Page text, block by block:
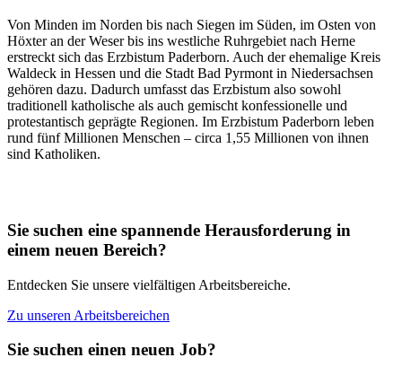
Von Minden im Norden bis nach Siegen im Süden, im Osten von
Höxter an der Weser bis ins westliche Ruhrgebiet nach Herne
erstreckt sich das Erzbistum Paderborn. Auch der ehemalige Kreis
Waldeck in Hessen und die Stadt Bad Pyrmont in Niedersachsen
gehören dazu. Dadurch umfasst das Erzbistum also sowohl
traditionell katholische als auch gemischt konfessionelle und
protestantisch geprägte Regionen. Im Erzbistum Paderborn leben
rund fünf Millionen Menschen – circa 1,55 Millionen von ihnen
sind Katholiken.
Sie suchen eine spannende Herausforderung in
einem neuen Bereich?
Entdecken Sie unsere vielfältigen Arbeitsbereiche.
Zu unseren Arbeitsbereichen
Sie suchen einen neuen Job?